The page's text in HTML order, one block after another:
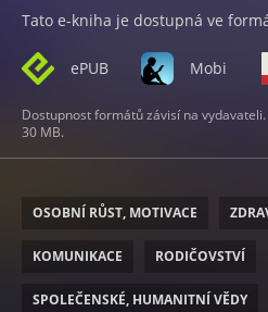
Tato e-kniha je dostupná ve
ePUB Mobi
Dostupnost formátů závisí na
30 MB.
OSOBNÍ RŮST, MOTIVACE
KOMUNIKACE RODIČOVSTVÍ
SPOLEČENSKÉ, HUMANITNÍ VĚDY